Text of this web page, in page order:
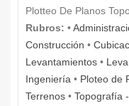
Plotteo De Planos
Rubros: •
Construcción •
Levantamientos •
Ingeniería • Ploteo de
Terrenos • Topografía